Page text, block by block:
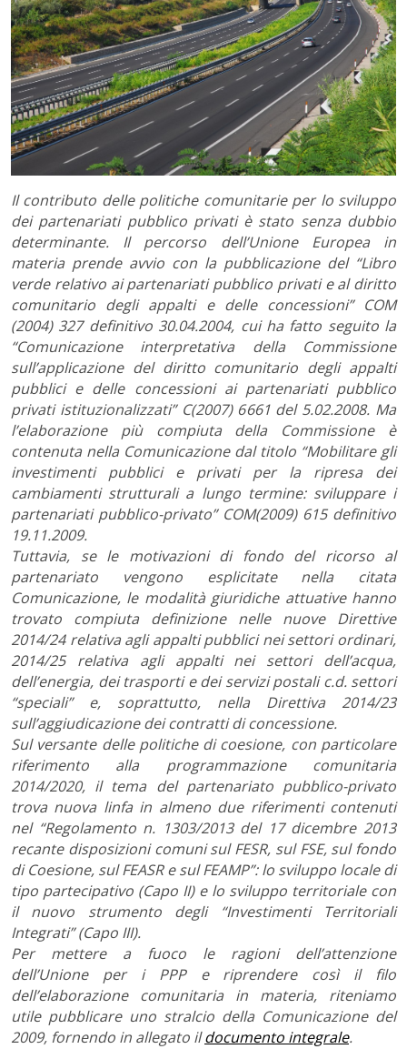
Il contributo delle politiche comunitarie per lo sviluppo
dei partenariati pubblico privati è stato senza dubbio
determinante. Il percorso dell’Unione Europea in
materia prende avvio con la pubblicazione del “Libro
verde relativo ai partenariati pubblico privati e al diritto
comunitario degli appalti e delle concessioni” COM
(2004) 327 definitivo 30.04.2004, cui ha fatto seguito la
“Comunicazione interpretativa della Commissione
sull’applicazione del diritto comunitario degli appalti
pubblici e delle concessioni ai partenariati pubblico
privati istituzionalizzati” C(2007) 6661 del 5.02.2008. Ma
l’elaborazione più compiuta della Commissione è
contenuta nella Comunicazione dal titolo “Mobilitare gli
investimenti pubblici e privati per la ripresa dei
cambiamenti strutturali a lungo termine: sviluppare i
partenariati pubblico-privato” COM(2009) 615 definitivo
19.11.2009.
Tuttavia, se le motivazioni di fondo del ricorso al
partenariato vengono esplicitate nella citata
Comunicazione, le modalità giuridiche attuative hanno
trovato compiuta definizione nelle nuove Direttive
2014/24 relativa agli appalti pubblici nei settori ordinari,
2014/25 relativa agli appalti nei settori dell’acqua,
dell’energia, dei trasporti e dei servizi postali c.d. settori
“speciali” e, soprattutto, nella Direttiva 2014/23
sull’aggiudicazione dei contratti di concessione.
Sul versante delle politiche di coesione, con particolare
riferimento alla programmazione comunitaria
2014/2020, il tema del partenariato pubblico-privato
trova nuova linfa in almeno due riferimenti contenuti
nel “Regolamento n. 1303/2013 del 17 dicembre 2013
recante disposizioni comuni sul FESR, sul FSE, sul fondo
di Coesione, sul FEASR e sul FEAMP”: lo sviluppo locale di
tipo partecipativo (Capo II) e lo sviluppo territoriale con
il nuovo strumento degli “Investimenti Territoriali
Integrati” (Capo III).
Per mettere a fuoco le ragioni dell’attenzione
dell’Unione per i PPP e riprendere così il filo
dell’elaborazione comunitaria in materia, riteniamo
utile pubblicare uno stralcio della Comunicazione del
2009, fornendo in allegato ildocumento integrale.